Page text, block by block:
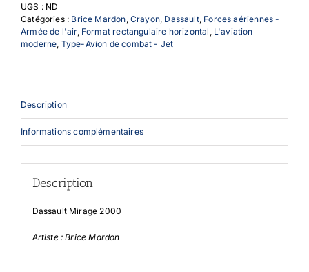
UGS : ND
Catégories : Brice Mardon Crayon, Dassault, Forces aériennes -
Armée de l'air, Format rectangulaire horizontal L'aviation
moderne Type-Avion de combat - Jet
Description
Informations complémentaires
Description
Dassault Mirage 2000
Artiste : Brice Mardon